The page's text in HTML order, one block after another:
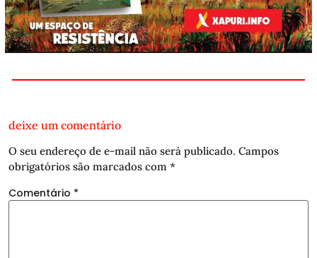
deixe um comentário
O seu endereço de e-mail não será publicado. Campos
obrigatórios são marcados com *
Comentário *